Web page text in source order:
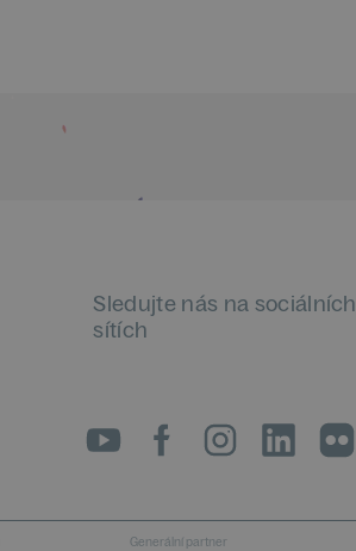
Sledujte nás na sociálních
sítích
Generální partner